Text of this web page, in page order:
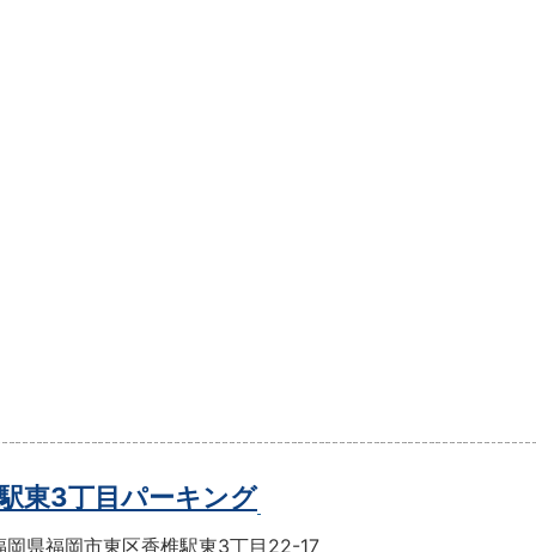
東3丁目パーキング
岡県福岡市東区香椎駅東3丁目22-17